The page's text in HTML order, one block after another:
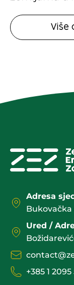
Više
Adresa
Bukovačka
Ured /
+385 1 2095